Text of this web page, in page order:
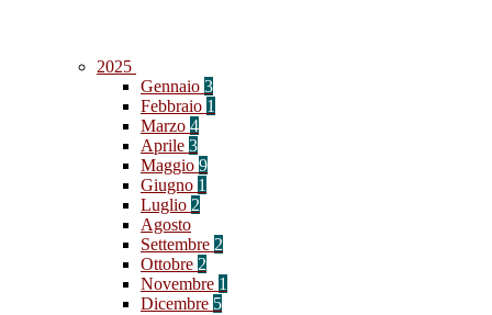
2025
Gennaio 3
Febbraio 1
Marzo 4
Aprile 3
Maggio 9
Giugno 1
Luglio 2
Agosto
Settembre 2
Ottobre 2
Novembre 1
Dicembre 5